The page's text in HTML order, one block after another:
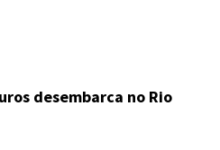
desembarca no Rio